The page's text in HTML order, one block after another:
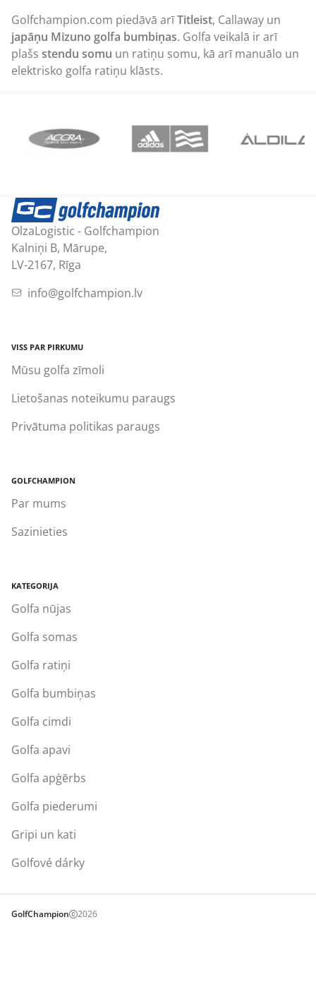
Golfchampion.com piedāvā arīTitleist, Callaway un
japāņu Mizuno golfa bumbiņas. Golfa veikalā ir arī
plašs stendu somu un ratiņu somu, kā arī manuālo un
elektrisko golfa ratiņu klāsts.
OlzaLogistic - Golfchampion
Kalniņi B, Mārupe,
LV-2167, Rīga
info@golfchampion.lv
VISS PAR PIRKUMU
Mūsu golfa zīmoli
Lietošanas noteikumu paraugs
Privātuma politikas paraugs
GOLFCHAMPION
Par mums
Sazinieties
KATEGORIJA
Golfa nūjas
Golfa somas
Golfa ratiņi
Golfa bumbiņas
Golfa cimdi
Golfa apavi
Golfa apģērbs
Golfa piederumi
Gripi un kati
Golfové dárky
GolfChampion 2026